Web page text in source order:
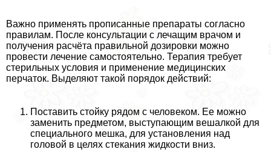
Важно применять прописанные препараты согласно
правилам. После консультации с лечащим врачом и
получения расчёта правильной дозировки можно
провести лечение самостоятельно. Терапия требует
стерильных условия и применение медицинских
перчаток. Выделяют такой порядок действий:
Поставить стойку рядом с человеком. Ее можно
заменить предметом, выступающим вешалкой для
специального мешка, для установления над
головой в целях стекания жидкости вниз.